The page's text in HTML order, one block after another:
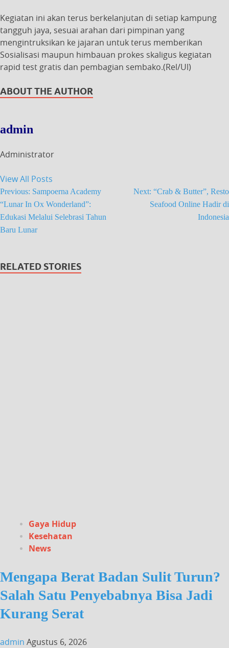
Kegiatan ini akan terus berkelanjutan di setiap kampung
tangguh jaya, sesuai arahan dari pimpinan yang
mengintruksikan ke jajaran untuk terus memberikan
Sosialisasi maupun himbauan prokes skaligus kegiatan
rapid test gratis dan pembagian sembako.(Rel/Ul)
ABOUT THE AUTHOR
admin
Administrator
View All Posts
Previous: Sampoerna Academy
“Lunar In Ox Wonderland”:
Edukasi Melalui Selebrasi Tahun
Baru Lunar
Next: “Crab & Butter”, Resto
Seafood Online Hadir di
Indonesia
RELATED STORIES
Gaya Hidup
Kesehatan
News
Mengapa Berat Badan Sulit Turun?
Salah Satu Penyebabnya Bisa Jadi
Kurang Serat
admin Agustus 6, 2026